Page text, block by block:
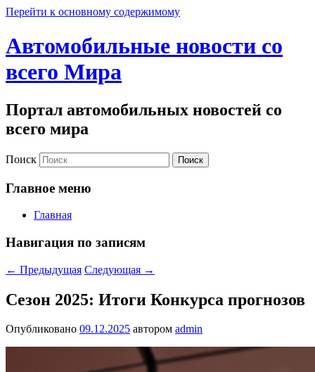
Перейти к основному содержимому
Автомобильные новости со
всего Мира
Портал автомобильных новостей со
всего мира
Поиск
Главное меню
Главная
Навигация по записям
← Предыдущая Следующая →
Сезон 2025: Итоги Конкурса прогнозов
Опубликовано 09.12.2025 автором admin